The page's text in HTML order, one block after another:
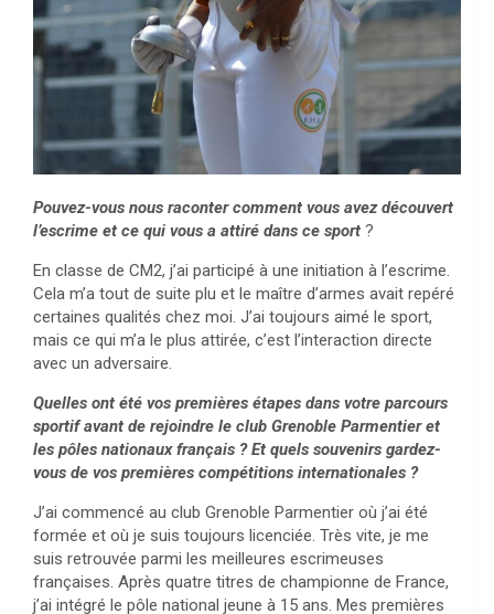
Pouvez-vous nous raconter comment vous avez découvert
l’escrime et ce qui vous a attiré dans ce sport ?
En classe de CM2, j’ai participé à une initiation à l’escrime.
Cela m’a tout de suite plu et le maître d’armes avait repéré
certaines qualités chez moi. J’ai toujours aimé le sport,
mais ce qui m’a le plus attirée, c’est l’interaction directe
avec un adversaire.
Quelles ont été vos premières étapes dans votre parcours
sportif avant de rejoindre le club Grenoble Parmentier et
les pôles nationaux français ? Et quels souvenirs gardez-
vous de vos premières compétitions internationales ?
J’ai commencé au club Grenoble Parmentier où j’ai été
formée et où je suis toujours licenciée. Très vite, je me
suis retrouvée parmi les meilleures escrimeuses
françaises. Après quatre titres de championne de France,
j’ai intégré le pôle national jeune à 15 ans. Mes premières